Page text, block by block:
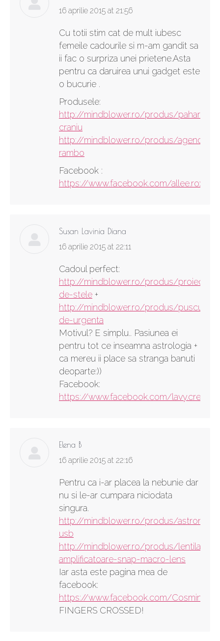
says:
16 aprilie 2015 at 21:56
Cu totii stim cat de mult iubesc
femeile cadourile si m-am gandit sa
ii fac o surpriza unei prietene.Asta
pentru ca daruirea unui gadget este
o bucurie .
Produsele:
http://mindblower.ro/produs/paharul-
craniu
http://mindblower.ro/produs/agenda-
rambo
Facebook :
https://www.facebook.com/allee.rox
Susan Lavinia Diana
says:
16 aprilie 2015 at 22:11
Cadoul perfect:
http://mindblower.ro/produs/proiector-
de-stele +
http://mindblower.ro/produs/pusculita-
de-urgenta
Motivul? E simplu.. Pasiunea ei
pentru tot ce inseamna astrologia +
ca mereu ii place sa stranga banuti
deoparte:))
Facebook:
https://www.facebook.com/lavy.creatsa
Elena B
says:
16 aprilie 2015 at 22:16
Pentru ca i-ar placea la nebunie dar
nu si le-ar cumpara niciodata
singura.
http://mindblower.ro/produs/astronaut-
usb
http://mindblower.ro/produs/lentila-
amplificatoare-snap-macro-lens
Iar asta este pagina mea de
facebook:
https://www.facebook.com/Cosmina.B
FINGERS CROSSED!